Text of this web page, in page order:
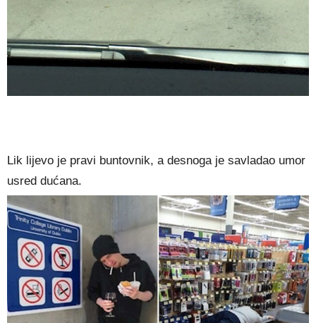
Lik lijevo je pravi buntovnik, a desnoga je savladao umor
usred dućana.